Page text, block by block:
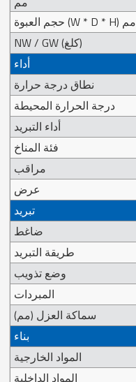
حجم العبوة (W * D * H) مم
NW / GW (كلغ)
أداء
نطاق درجة حرارة
درجة الحرارة المحيطة
أداء التبريد
فئة المناخ
مراقب
عرض
تبريد
ضاغط
طريقة التبريد
وضع تذويب
المبردات
سماكة العزل (مم)
بناء
المواد الخارجية
المواد الداخلية